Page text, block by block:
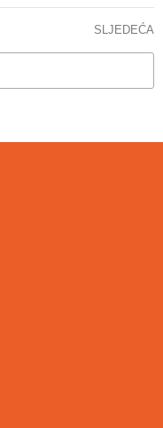
SLJEDEĆA